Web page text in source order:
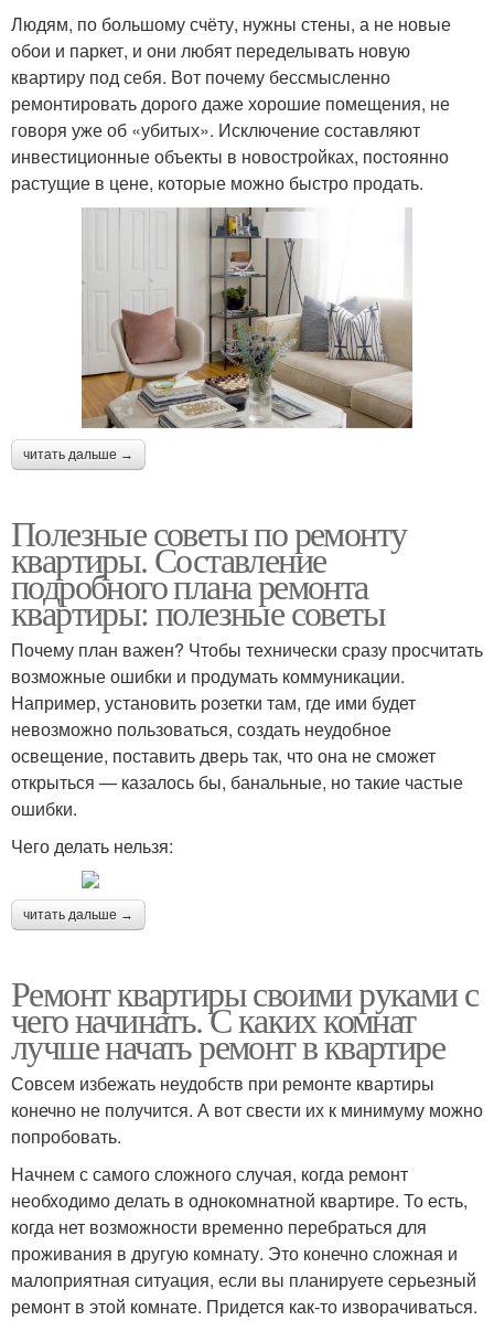
Людям, по большому счёту, нужны стены, а не новые
обои и паркет, и они любят переделывать новую
квартиру под себя. Вот почему бессмысленно
ремонтировать дорого даже хорошие помещения, не
говоря уже об «убитых». Исключение составляют
инвестиционные объекты в новостройках, постоянно
растущие в цене, которые можно быстро продать.
читать дальше →
Полезные советы по ремонту
квартиры. Составление
подробного плана ремонта
квартиры: полезные советы
Почему план важен? Чтобы технически сразу просчитать
возможные ошибки и продумать коммуникации.
Например, установить розетки там, где ими будет
невозможно пользоваться, создать неудобное
освещение, поставить дверь так, что она не сможет
открыться — казалось бы, банальные, но такие частые
ошибки.
Чего делать нельзя:
читать дальше →
Ремонт квартиры своими руками с
чего начинать. С каких комнат
лучше начать ремонт в квартире
Совсем избежать неудобств при ремонте квартиры
конечно не получится. А вот свести их к минимуму можно
попробовать.
Начнем с самого сложного случая, когда ремонт
необходимо делать в однокомнатной квартире. То есть,
когда нет возможности временно перебраться для
проживания в другую комнату. Это конечно сложная и
малоприятная ситуация, если вы планируете серьезный
ремонт в этой комнате. Придется как-то изворачиваться.